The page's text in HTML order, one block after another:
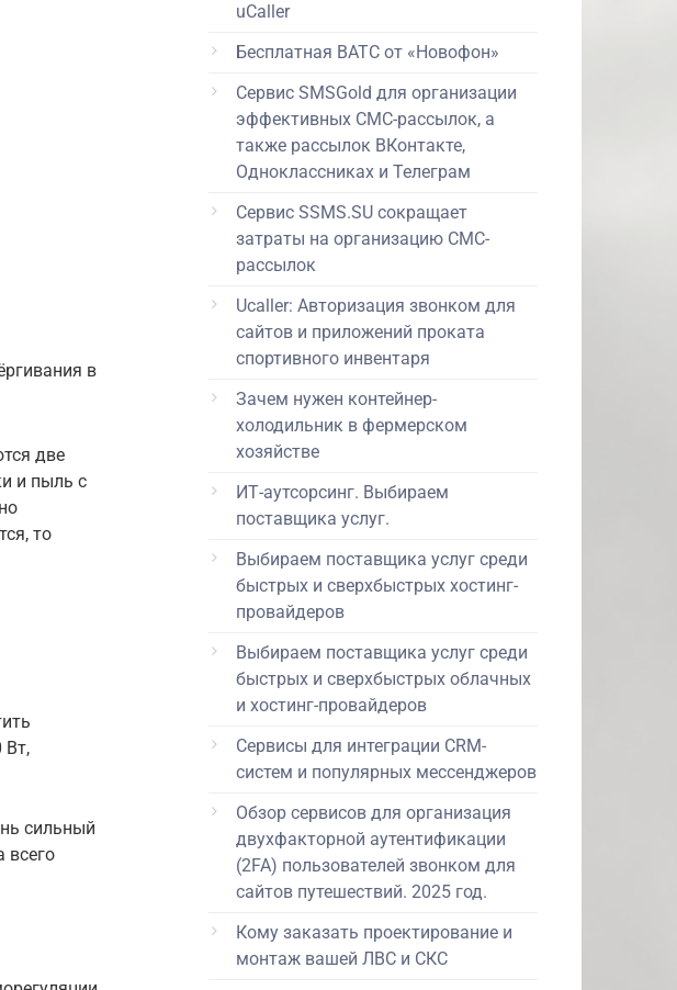
в
две
и пыль с
то
Вт,
сильный
всего
uCaller
Бесплатная ВАТС от «Новофон»
Сервис SMSGold для организации
эффективных СМС-рассылок, а
также рассылок ВКонтакте,
Одноклассниках и Телеграм
Сервис SSMS.SU сокращает
затраты на организацию СМС-
рассылок
Ucaller: Авторизация звонком для
сайтов и приложений проката
спортивного инвентаря
Зачем нужен контейнер-
холодильник в фермерском
хозяйстве
ИТ-аутсорсинг. Выбираем
поставщика услуг.
Выбираем поставщика услуг среди
быстрых и сверхбыстрых хостинг-
провайдеров
Выбираем поставщика услуг среди
быстрых и сверхбыстрых облачных
и хостинг-провайдеров
Сервисы для интеграции CRM-
систем и популярных мессенджеров
Обзор сервисов для организация
двухфакторной аутентификации
(2FA) пользователей звонком для
сайтов путешествий. 2025 год.
Кому заказать проектирование и
монтаж вашей ЛВС и СКС